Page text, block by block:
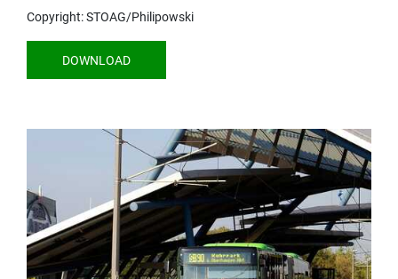
Copyright: STOAG/Philipowski
DOWNLOAD